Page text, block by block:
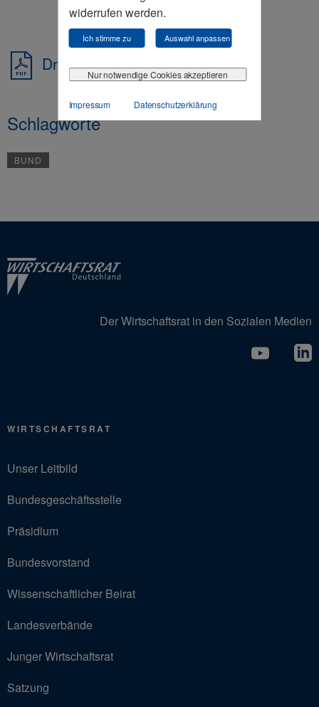
widerrufen werden.
Ich stimme zu Auswahl anpassen
Nur notwendige Cookies akzeptieren
Impressum Datenschutzerklärung
Drucken
Schlagworte
BUND
Der Wirtschaftsrat in den Sozialen Medien
WIRTSCHAFTSRAT
Unser Leitbild
Bundesgeschäftsstelle
Präsidium
Bundesvorstand
Wissenschaftlicher Beirat
Landesverbände
Junger Wirtschaftsrat
Satzung